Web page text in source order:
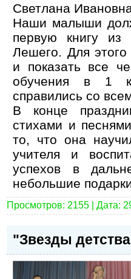
Светлана
Наши малыши
первую книгу
Лешего. Для
и показать все
обучения в 1
справились со
В конце
стихами и
то, что она
учителя и
успехов в
небольшие
Просмотров: 2155 | Дата:
"Звезды